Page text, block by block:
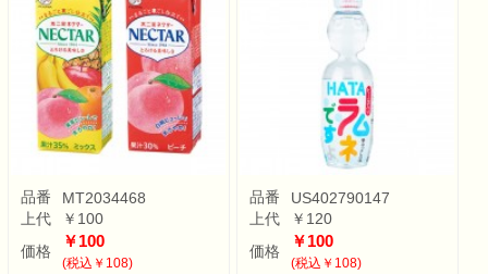
品番
MT2034468
上代
￥100
価格
￥100
(税込￥108)
品番
US402790147
上代
￥120
価格
￥100
(税込￥108)